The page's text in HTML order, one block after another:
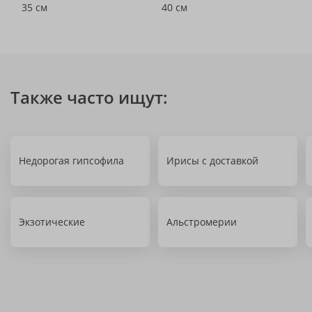
35 см
40 см
Также часто ищут:
Недорогая гипсофила Ирисы с доставкой
Экзотические Альстромерии